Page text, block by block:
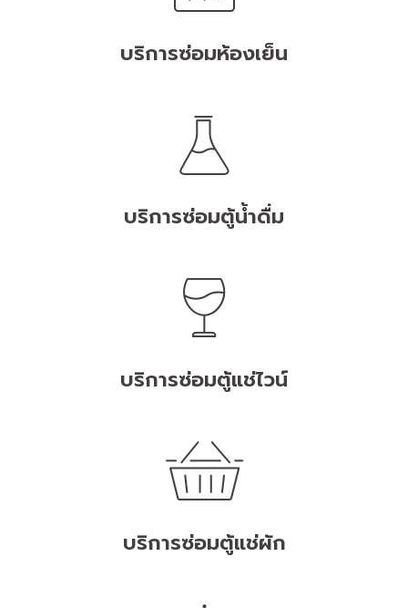
บริการซ่อมห้องเย็น
บริการซ่อมตู้น้ำดื่ม
บริการซ่อมตู้แช่ไวน์
บริการซ่อมตู้แช่ผัก